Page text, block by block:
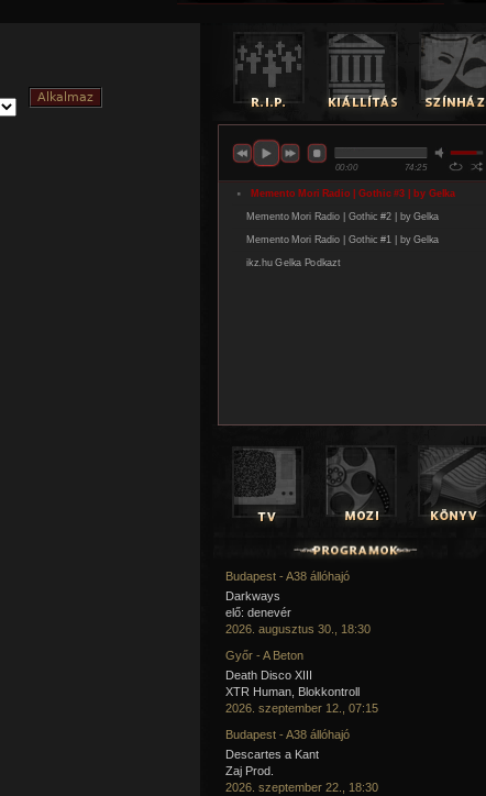
Budapest - A38 állóhajó
Darkways
elő: denevér
2026. augusztus 30., 18:30
Győr - A Beton
Death Disco XIII
XTR Human, Blokkontroll
2026. szeptember 12., 07:15
Budapest - A38 állóhajó
Descartes a Kant
Zaj Prod.
2026. szeptember 22., 18:30